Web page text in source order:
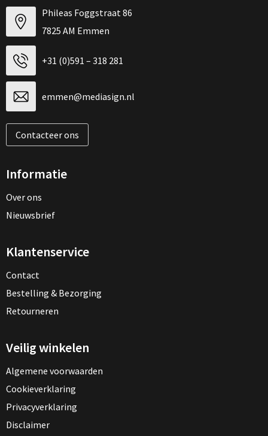
Phileas Foggstraat 86
7825 AM Emmen
+31 (0)591 – 318 281
emmen@mediasign.nl
Contacteer ons
Informatie
Over ons
Nieuwsbrief
Klantenservice
Contact
Bestelling & Bezorging
Retourneren
Veilig winkelen
Algemene voorwaarden
Cookieverklaring
Privacyverklaring
Disclaimer